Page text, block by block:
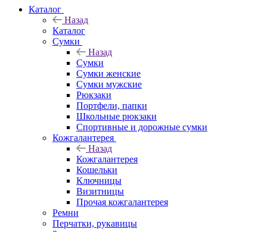
Каталог
Назад
Каталог
Сумки
Назад
Сумки
Сумки женские
Сумки мужские
Рюкзаки
Портфели, папки
Школьные рюкзаки
Спортивные и дорожные сумки
Кожгалантерея
Назад
Кожгалантерея
Кошельки
Ключницы
Визитницы
Прочая кожгалантерея
Ремни
Перчатки, рукавицы